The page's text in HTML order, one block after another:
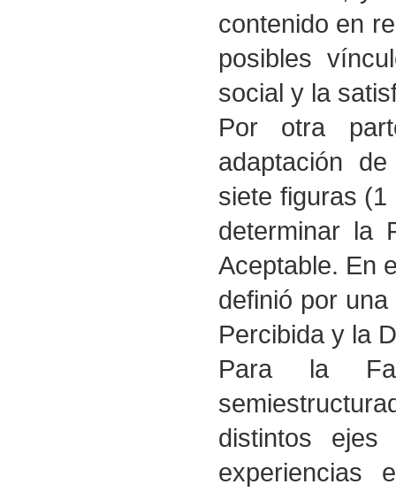
contenido en
posibles
social y la
Por otra
adaptación
siete figuras
determinar la
Aceptable. En
definió por
Percibida y la
Para la
distintos
experiencias